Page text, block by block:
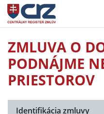
ZMLUVA O
PODNÁJME
PRIESTOROV
Identifikácia zmluvy